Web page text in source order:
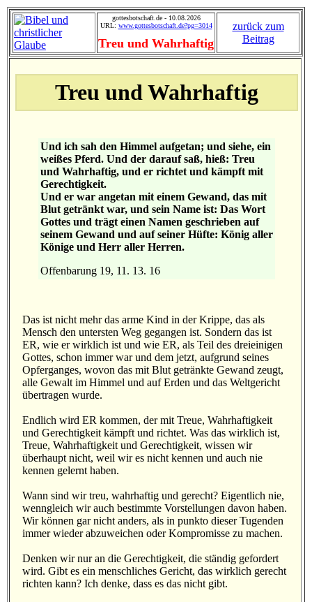
gottesbotschaft.de - 10.08.2026
URL: www.gottesbotschaft.de?pg=3014
Treu und Wahrhaftig
zurück zum
Beitrag
Treu und Wahrhaftig
Und ich sah den Himmel aufgetan; und siehe, ein
weißes Pferd. Und der darauf saß, hieß: Treu
und Wahrhaftig, und er richtet und kämpft mit
Gerechtigkeit.
Und er war angetan mit einem Gewand, das mit
Blut getränkt war, und sein Name ist: Das Wort
Gottes und trägt einen Namen geschrieben auf
seinem Gewand und auf seiner Hüfte: König aller
Könige und Herr aller Herren.
Offenbarung 19, 11. 13. 16
Das ist nicht mehr das arme Kind in der Krippe, das als
Mensch den untersten Weg gegangen ist. Sondern das ist
ER, wie er wirklich ist und wie ER, als Teil des dreieinigen
Gottes, schon immer war und dem jetzt, aufgrund seines
Opferganges, wovon das mit Blut getränkte Gewand zeugt,
alle Gewalt im Himmel und auf Erden und das Weltgericht
übertragen wurde.
Endlich wird ER kommen, der mit Treue, Wahrhaftigkeit
und Gerechtigkeit kämpft und richtet. Was das wirklich ist,
Treue, Wahrhaftigkeit und Gerechtigkeit, wissen wir
überhaupt nicht, weil wir es nicht kennen und auch nie
kennen gelernt haben.
Wann sind wir treu, wahrhaftig und gerecht? Eigentlich nie,
wenngleich wir auch bestimmte Vorstellungen davon haben.
Wir können gar nicht anders, als in punkto dieser Tugenden
immer wieder abzuweichen oder Kompromisse zu machen.
Denken wir nur an die Gerechtigkeit, die ständig gefordert
wird. Gibt es ein menschliches Gericht, das wirklich gerecht
richten kann? Ich denke, dass es das nicht gibt.